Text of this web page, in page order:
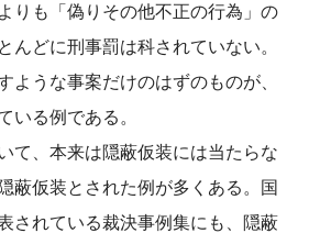
りも「偽りその他不正の行為」の
んどに刑事罰は科されていない。
ような事案だけのはずのものが、
いる例である。
て、本来は隠蔽仮装には当たらな
蔽仮装とされた例が多くある。国
されている裁決事例集にも、隠蔽